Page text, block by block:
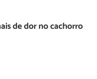
de dor no cachorro